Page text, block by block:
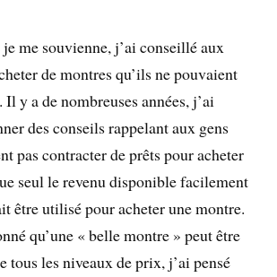
me souvienne, j’ai conseillé aux
de montres qu’ils ne pouvaient
Il y a de nombreuses années, j’ai
des conseils rappelant aux gens
pas contracter de prêts pour acheter
seul le revenu disponible facilement
être utilisé pour acheter une montre.
qu’une « belle montre » peut être
tous les niveaux de prix, j’ai pensé